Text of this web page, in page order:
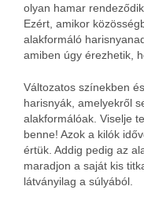
olyan hamar
Ezért, amikor
alakformáló
amiben úgy érezhetik,
Változatos színekben
harisnyák, amelyekről
alakformálóak. Viselje
benne! Azok a kilók
értük. Addig pedig az
maradjon a saját kis
látványilag a súlyából.